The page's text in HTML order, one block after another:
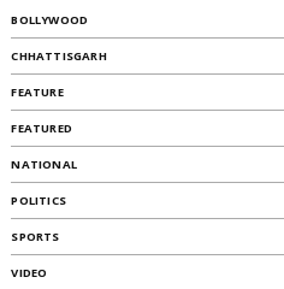
BOLLYWOOD
CHHATTISGARH
FEATURE
FEATURED
NATIONAL
POLITICS
SPORTS
VIDEO